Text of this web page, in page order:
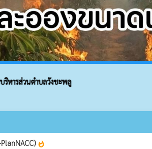
ารส่วนตำบลวังชะพลู
whatshot